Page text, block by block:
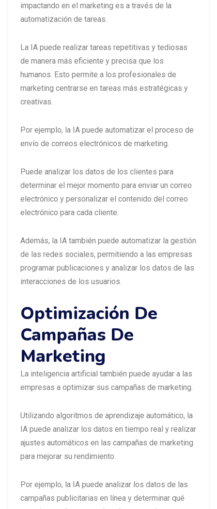
impactando en el marketing es a través de la
automatización de tareas.
La IA puede realizar tareas repetitivas y tediosas
de manera más eficiente y precisa que los
humanos. Esto permite a los profesionales de
marketing centrarse en tareas más estratégicas y
creativas.
Por ejemplo, la IA puede automatizar el proceso de
envío de correos electrónicos de marketing.
Puede analizar los datos de los clientes para
determinar el mejor momento para enviar un correo
electrónico y personalizar el contenido del correo
electrónico para cada cliente.
Además, la IA también puede automatizar la gestión
de las redes sociales, permitiendo a las empresas
programar publicaciones y analizar los datos de las
interacciones de los usuarios.
Optimización De
Campañas De
Marketing
La inteligencia artificial también puede ayudar a las
empresas a optimizar sus campañas de marketing.
Utilizando algoritmos de aprendizaje automático, la
IA puede analizar los datos en tiempo real y realizar
ajustes automáticos en las campañas de marketing
para mejorar su rendimiento.
Por ejemplo, la IA puede analizar los datos de las
campañas publicitarias en línea y determinar qué